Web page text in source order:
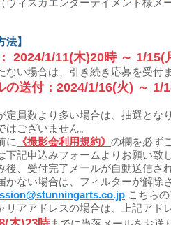
（ヴィスカエンターテイメント様メ
法】
2024/1/11(木)20時 ～ 1/15(
ない場合は、引き続き応募を受付
の送付：2024/1/16(火) ～ 1/
定員数より多い場合は、抽選と
はございません。
に 《撮影会利用規約》 の欄を必ず
下記申込みフォームよりお願い致
後、受付完了メールが自動送信
ない場合は、フィルターが解除
こちら
アアドレスの場合は、上記アドレ